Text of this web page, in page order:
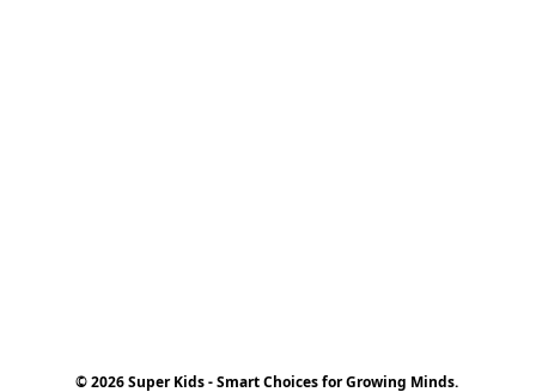
© 2026 Super Kids - Smart Choices for Growing Minds.